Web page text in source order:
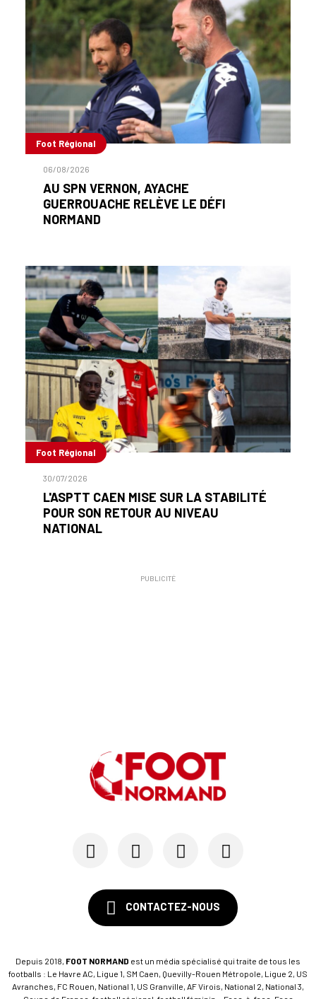
Foot Régional
06/08/2026
AU SPN VERNON, AYACHE
GUERROUACHE RELÈVE LE DÉFI
NORMAND
Foot Régional
30/07/2026
L'ASPTT CAEN MISE SUR LA STABILITÉ
POUR SON RETOUR AU NIVEAU
NATIONAL
PUBLICITÉ
CONTACTEZ-NOUS
Depuis 2018, FOOT NORMAND est un média spécialisé qui traite de tous les
footballs : Le Havre AC, Ligue 1, SM Caen, Quevilly-Rouen Métropole, Ligue 2, US
Avranches, FC Rouen, National 1, US Granville, AF Virois, National 2, National 3,